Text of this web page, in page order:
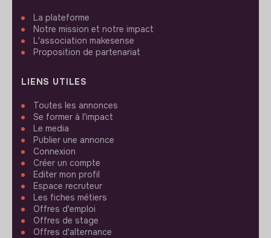
La plateforme
Notre mission et notre impact
L'association makesense
Proposition de partenariat
LIENS UTILES
Toutes les annonces
Se former à l'impact
Le media
Publier une annonce
Connexion
Créer un compte
Editer mon profil
Espace recruteur
Les fiches métiers
Offres d'emploi
Offres de stage
Offres d'alternance